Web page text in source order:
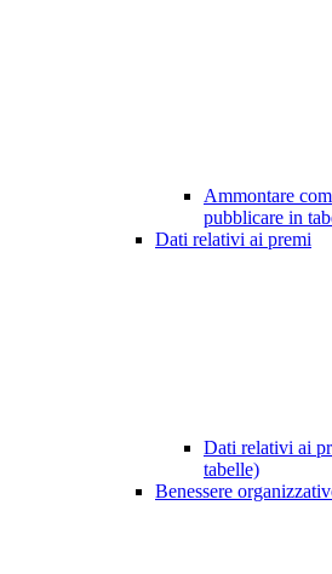
Ammontare
pubblicare in
Dati relativi ai premi
Dati relativi ai
tabelle)
Benessere